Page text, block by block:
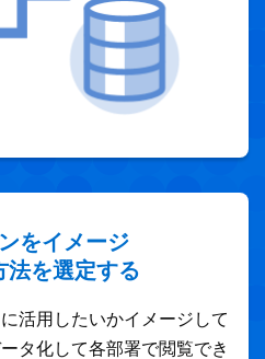
をイメージ
法を選定する
活用したいかイメージして
タ化して各部署で閲覧でき